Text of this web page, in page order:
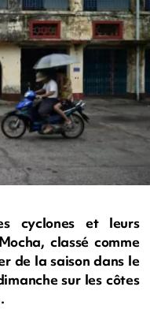
cyclones et leurs
classé comme
de la saison dans le
sur les côtes